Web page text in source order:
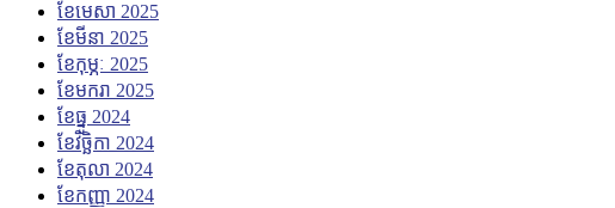
ខែ​មេសា 2025
ខែ​មីនា 2025
ខែ​កុម្ភៈ 2025
ខែ​មករា 2025
ខែ​ធ្នូ 2024
ខែ​វិច្ឆិកា 2024
ខែ​តុលា 2024
ខែ​កញ្ញា 2024